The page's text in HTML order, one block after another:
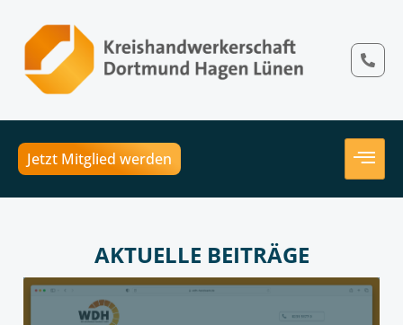
Jetzt Mitglied werden
AKTUELLE BEITRÄGE